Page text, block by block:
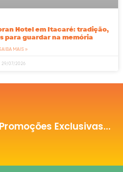
Hotel em Itacaré: tradição,
para guardar na memória
MAIS »
29/07/2026
Exclusivas...